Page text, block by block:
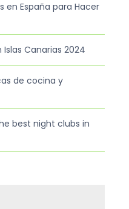
en España para Hacer
Canarias 2024
de cocina y
best night clubs in